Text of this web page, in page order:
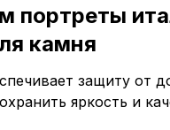
портреты
камня
защиту от
яркость и